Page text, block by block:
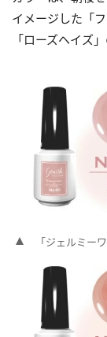
イメージした「
「ローズヘイズ
「ジェルミー